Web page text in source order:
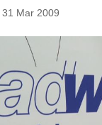
31 Mar 2009